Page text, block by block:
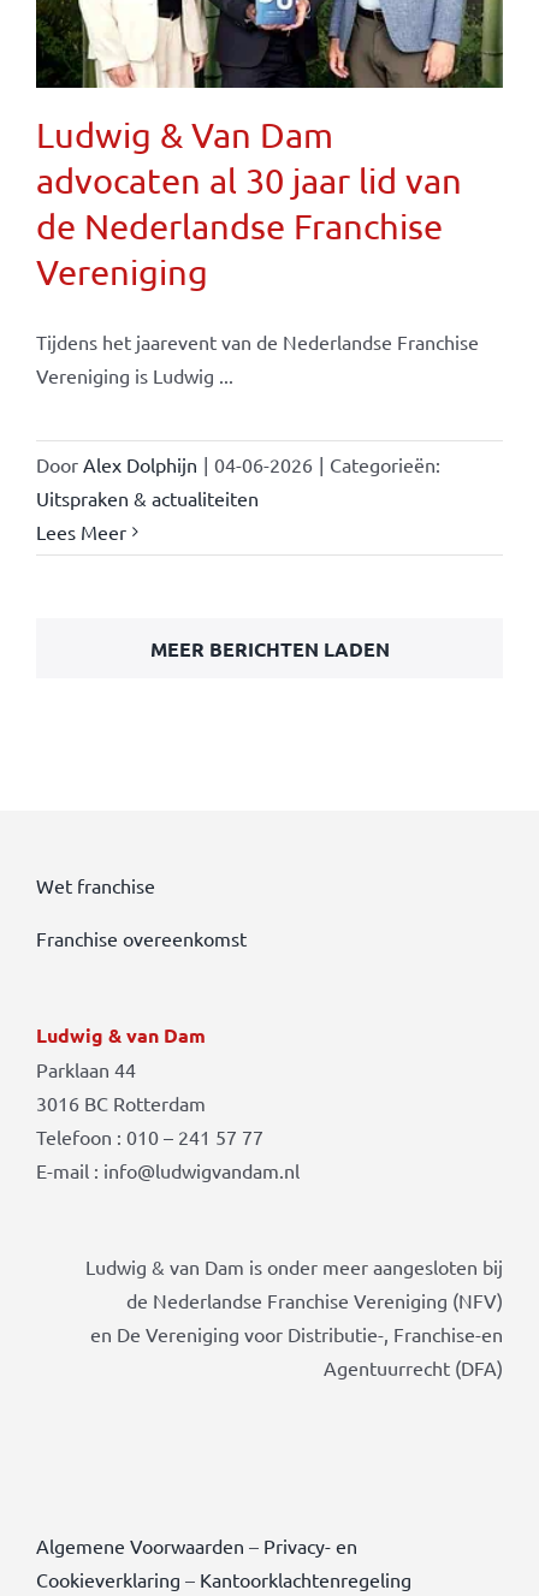
Ludwig & Van Dam
advocaten al 30 jaar lid van
de Nederlandse Franchise
Vereniging
Tijdens het jaarevent van de Nederlandse Franchise
Vereniging is Ludwig ...
Door Alex Dolphijn | 04-06-2026 | Categorieën:
Uitspraken & actualiteiten
Lees Meer
MEER BERICHTEN LADEN
Wet franchise
Franchise overeenkomst
Ludwig & van Dam
Parklaan 44
3016 BC Rotterdam
Telefoon : 010 – 241 57 77
E-mail : info@ludwigvandam.nl
Ludwig & van Dam is onder meer aangesloten bij
de Nederlandse Franchise Vereniging (NFV)
en De Vereniging voor Distributie-, Franchise-en
Agentuurrecht (DFA)
Algemene Voorwaarden – Privacy- en
Cookieverklaring – Kantoorklachtenregeling